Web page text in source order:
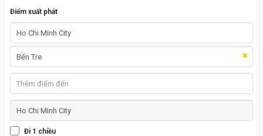
Điểm xuất phát
Đi 1 chiều